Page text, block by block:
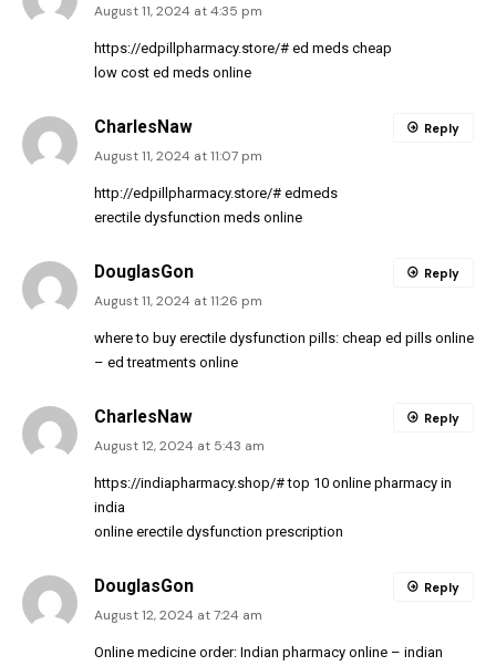
August 11, 2024 at 4:35 pm
https://edpillpharmacy.store/# ed meds cheap
low cost ed meds online
CharlesNaw
August 11, 2024 at 11:07 pm
http://edpillpharmacy.store/# edmeds
erectile dysfunction meds online
Reply
DouglasGon
August 11, 2024 at 11:26 pm
where to buy erectile dysfunction pills: cheap ed pills online
– ed treatments online
Reply
CharlesNaw
August 12, 2024 at 5:43 am
https://indiapharmacy.shop/#top 10 online pharmacy in
india
online erectile dysfunction prescription
Reply
DouglasGon
August 12, 2024 at 7:24 am
Online medicine order: Indian pharmacy online – indian
Reply